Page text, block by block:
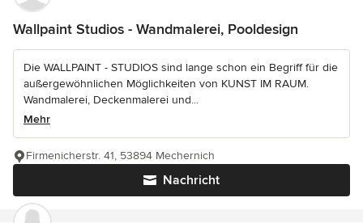
Wallpaint Studios - Wandmalerei, Pooldesign
Die WALLPAINT - STUDIOS sind lange schon ein Begriff für die
außergewöhnlichen Möglichkeiten von KUNST IM RAUM.
Wandmalerei, Deckenmalerei und...
Mehr
Nachricht
Firmenicherstr. 41, 53894 Mechernich